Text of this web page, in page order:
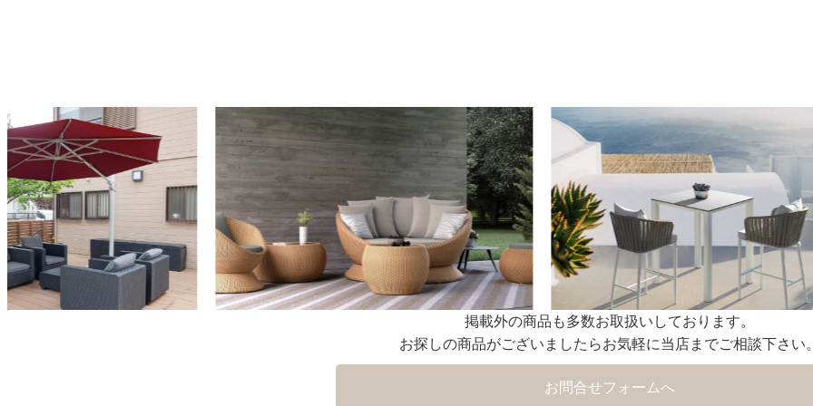
掲載外の商品も多数お取扱いしております。
お探しの商品がございましたらお気軽に当店までご相談下さい
お問合せフォームへ